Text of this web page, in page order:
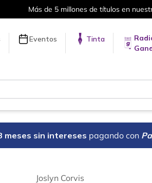
Más de 5 millones de títulos en
Eventos Tinta
meses sin intereses pagando con
Joslyn Corvis